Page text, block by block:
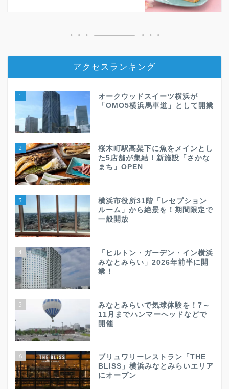
アクセスランキング
1
オークウッドスイーツ横浜が
「OMO5横浜馬車道」として開業
2
桜木町駅高架下に魚をメインとし
た5店舗が集結！新施設「さかな
まち」OPEN
3
横浜市役所31階「レセプション
ルーム」から絶景を！期間限定で
一般開放
4
「ヒルトン・ガーデン・イン横浜
みなとみらい」2026年前半に開
業！
5
みなとみらいで気球体験を！7～
11月までハンマーヘッドなどで
開催
6
ブリュワリーレストラン「THE
BLISS」横浜みなとみらいエリア
にオープン